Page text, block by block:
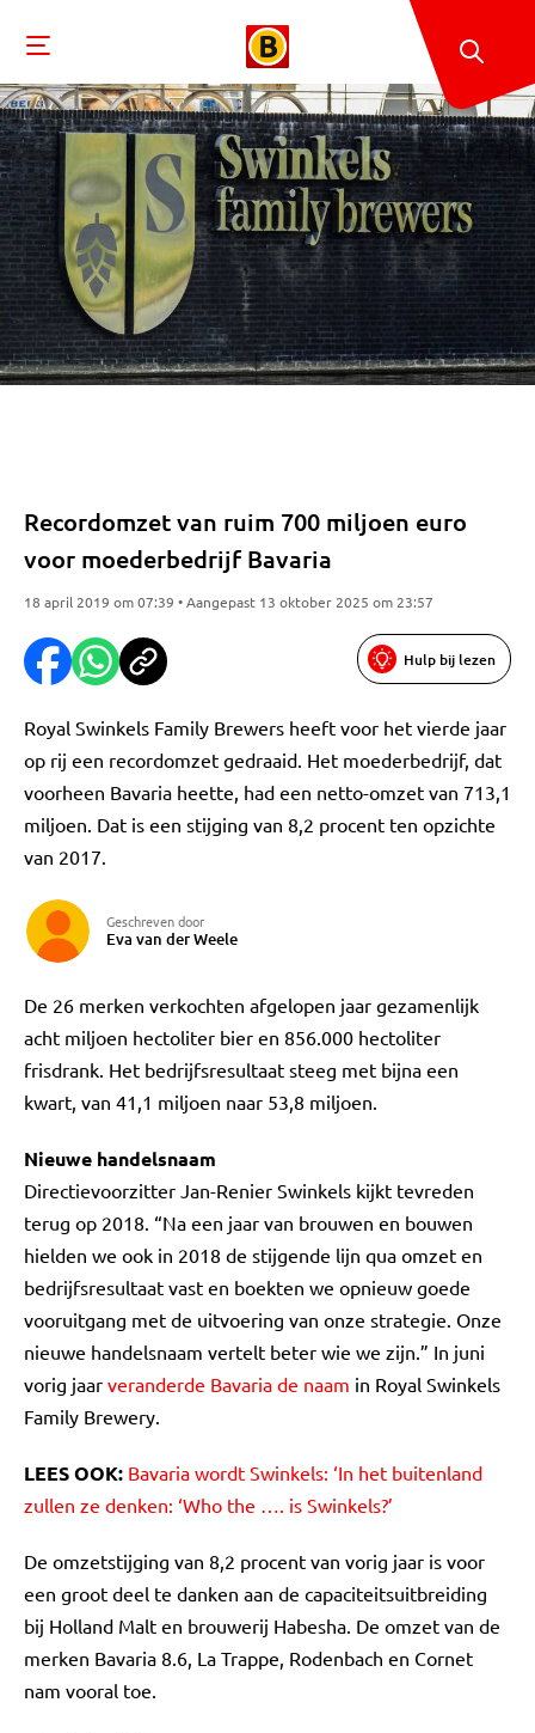
Recordomzet van ruim 700 miljoen euro
voor moederbedrijf Bavaria
18 april 2019 om 07:39 • Aangepast 13 oktober 2025 om 23:57
Hulp bij lezen
Royal Swinkels Family Brewers heeft voor het vierde jaar
op rij een recordomzet gedraaid. Het moederbedrijf, dat
voorheen Bavaria heette, had een netto-omzet van 713,1
miljoen. Dat is een stijging van 8,2 procent ten opzichte
van 2017.
Geschreven door
Eva van der Weele
De 26 merken verkochten afgelopen jaar gezamenlijk
acht miljoen hectoliter bier en 856.000 hectoliter
frisdrank. Het bedrijfsresultaat steeg met bijna een
kwart, van 41,1 miljoen naar 53,8 miljoen.
Nieuwe handelsnaam
Directievoorzitter Jan-Renier Swinkels kijkt tevreden
terug op 2018. “Na een jaar van brouwen en bouwen
hielden we ook in 2018 de stijgende lijn qua omzet en
bedrijfsresultaat vast en boekten we opnieuw goede
vooruitgang met de uitvoering van onze strategie. Onze
nieuwe handelsnaam vertelt beter wie we zijn.” In juni
vorig jaar veranderde Bavaria de naam in Royal Swinkels
Family Brewery.
LEES OOK: Bavaria wordt Swinkels: ‘In het buitenland
zullen ze denken: ‘Who the …. is Swinkels?’
De omzetstijging van 8,2 procent van vorig jaar is voor
een groot deel te danken aan de capaciteitsuitbreiding
bij Holland Malt en brouwerij Habesha. De omzet van de
merken Bavaria 8.6, La Trappe, Rodenbach en Cornet
nam vooral toe.